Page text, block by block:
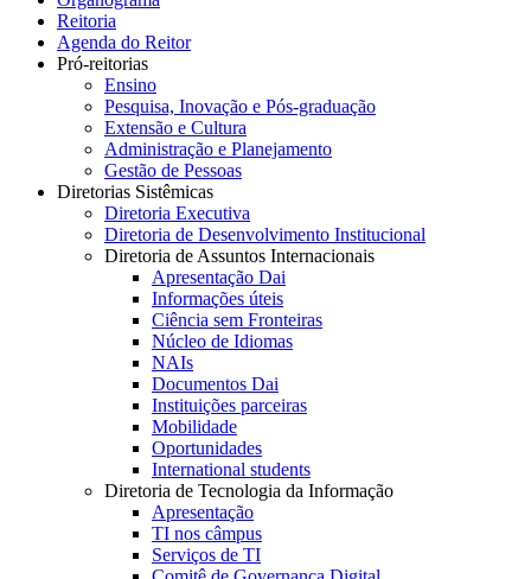
Reitoria
Agenda do Reitor
Pró-reitorias
Ensino
Pesquisa, Inovação e Pós-graduação
Extensão e Cultura
Administração e Planejamento
Gestão de Pessoas
Diretorias Sistêmicas
Diretoria Executiva
Diretoria de Desenvolvimento Institucional
Diretoria de Assuntos Internacionais
Apresentação Dai
Informações úteis
Ciência sem Fronteiras
Núcleo de Idiomas
NAIs
Documentos Dai
Instituições parceiras
Mobilidade
Oportunidades
International students
Diretoria de Tecnologia da Informação
Apresentação
TI nos câmpus
Serviços de TI